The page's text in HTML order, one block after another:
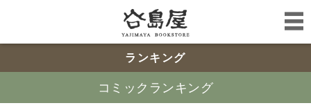
ランキング
コミックランキング